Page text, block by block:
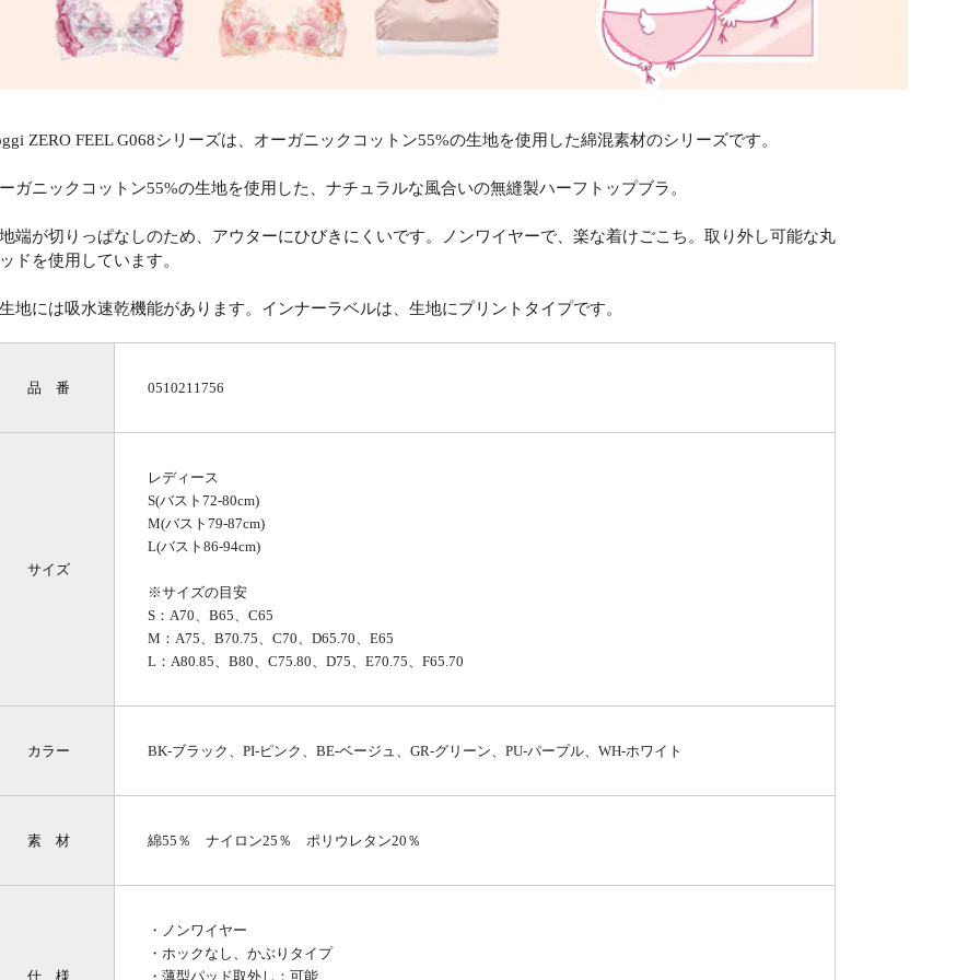
ZERO FEEL G068シリーズは、オーガニックコットン55%の生地を使用した綿混素材のシリーズです。
ガニックコットン55%の生地を使用した、ナチュラルな風合いの無縫製ハーフトップブラ。
端が切りっぱなしのため、アウターにひびきにくいです。ノンワイヤーで、楽な着けごこち。取り外し可能な丸
ドを使用しています。
地には吸水速乾機能があります。インナーラベルは、生地にプリントタイプです。
品 番 0510211756
サイズ
レディース
S(バスト72-80cm)
M(バスト79-87cm)
L(バスト86-94cm)
※サイズの目安
S：A70、B65、C65
M：A75、B70.75、C70、D65.70、E65
L：A80.85、B80、C75.80、D75、E70.75、F65.70
カラー BK-ブラック、PI-ピンク、BE-ベージュ、GR-グリーン、PU-パープル、WH-ホワイト
素 材 綿55％ ナイロン25％ ポリウレタン20％
仕 様
・ノンワイヤー
・ホックなし、かぶりタイプ
・薄型パッド取外し：可能